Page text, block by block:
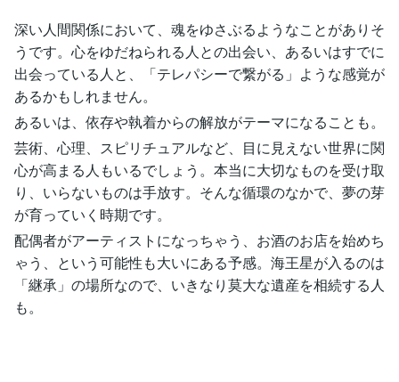
深い人間関係において、魂をゆさぶるようなことがありそ
うです。心をゆだねられる人との出会い、あるいはすでに
出会っている人と、「テレパシーで繋がる」ような感覚が
あるかもしれません。
あるいは、依存や執着からの解放がテーマになることも。
芸術、心理、スピリチュアルなど、目に見えない世界に関
心が高まる人もいるでしょう。本当に大切なものを受け取
り、いらないものは手放す。そんな循環のなかで、夢の芽
が育っていく時期です。
配偶者がアーティストになっちゃう、お酒のお店を始めち
ゃう、という可能性も大いにある予感。海王星が入るのは
「継承」の場所なので、いきなり莫大な遺産を相続する人
も。